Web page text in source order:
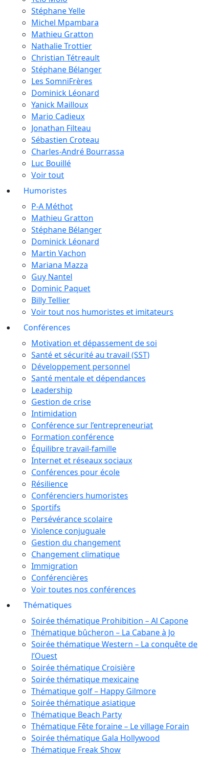
Stéphane Yelle
Michel Mpambara
Mathieu Gratton
Nathalie Trottier
Christian Tétreault
Stéphane Bélanger
Les SomniFrères
Dominick Léonard
Yanick Mailloux
Mario Cadieux
Jonathan Filteau
Sébastien Croteau
Charles-André Bourrassa
Luc Bouillé
Voir tout
Humoristes
P-A Méthot
Mathieu Gratton
Stéphane Bélanger
Dominick Léonard
Martin Vachon
Mariana Mazza
Guy Nantel
Dominic Paquet
Billy Tellier
Voir tout nos humoristes et imitateurs
Conférences
Motivation et dépassement de soi
Santé et sécurité au travail (SST)
Développement personnel
Santé mentale et dépendances
Leadership
Gestion de crise
Intimidation
Conférence sur l’entrepreneuriat
Formation conférence
Équilibre travail-famille
Internet et réseaux sociaux
Conférences pour école
Résilience
Conférenciers humoristes
Sportifs
Persévérance scolaire
Violence conjuguale
Gestion du changement
Changement climatique
Immigration
Conférencières
Voir toutes nos conférences
Thématiques
Soirée thématique Prohibition – Al Capone
Thématique bûcheron – La Cabane à Jo
Soirée thématique Western – La conquête de
l’Ouest
Soirée thématique Croisière
Soirée thématique mexicaine
Thématique golf – Happy Gilmore
Soirée thématique asiatique
Thématique Beach Party
Thématique Fête foraine – Le village Forain
Soirée thématique Gala Hollywood
Thématique Freak Show